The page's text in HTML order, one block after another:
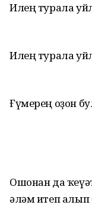
Илең турала
Илең турала
Ғүмерең оҙон
Ошонан да
әләм итеп алып